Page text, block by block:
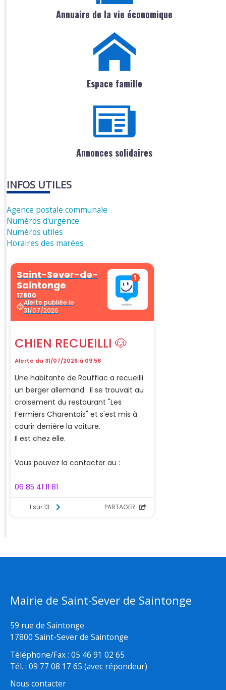
Annuaire de la vie économique
Espace famille
Annonces solidaires
INFOS UTILES
Agence postale communale
Numéros d'urgence
Numéros utiles
Horaires des marées
Mairie de Saint-Sever de Saintonge
59 rue de Saintonge
17800 Saint-Sever de Saintonge
Téléphone/Fax : 05 46 91 02 65
Tél. : 09 77 08 17 65 (avec répondeur)
Nous contacter